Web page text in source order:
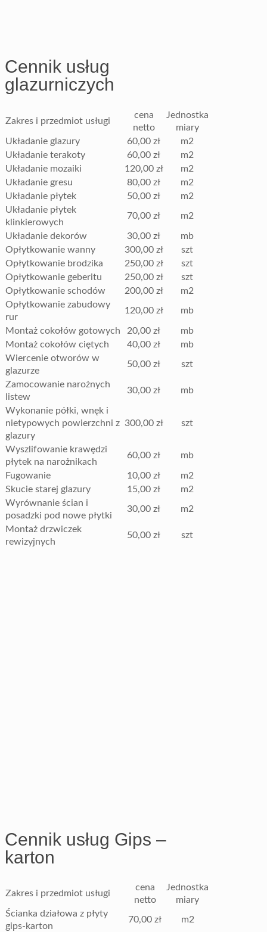
Cennik usług
glazurniczych
Zakres i przedmiot usługi
cena
netto
Jednostka
miary
Układanie glazury
60,00 zł
m2
Układanie terakoty
60,00 zł
m2
Układanie mozaiki
120,00 zł
m2
Układanie gresu
80,00 zł
m2
Układanie płytek
50,00 zł
m2
Układanie płytek
klinkierowych
70,00 zł m2
Układanie dekorów 30,00 zł
mb
Opłytkowanie wanny
300,00 zł
szt
Opłytkowanie brodzika
250,00 zł
szt
Opłytkowanie geberitu
250,00 zł
szt
Opłytkowanie schodów
200,00 zł
m2
Opłytkowanie zabudowy
rur
120,00 zł mb
Montaż cokołów gotowych 20,00 zł
mb
Montaż cokołów ciętych
40,00 zł
mb
Wiercenie otworów w
glazurze
50,00 zł szt
Zamocowanie narożnych
listew
30,00 zł mb
Wykonanie półki, wnęk i
nietypowych powierzchni z
glazury
300,00 zł szt
Wyszlifowanie krawędzi
płytek na narożnikach
60,00 zł mb
Fugowanie 10,00 zł
m2
Skucie starej glazury
15,00 zł
m2
Wyrównanie ścian i
posadzki pod nowe płytki
30,00 zł m2
Montaż drzwiczek
rewizyjnych
50,00 zł szt
Cennik usług Gips –
karton
Zakres i przedmiot usługi
cena
netto
Jednostka
miary
Ścianka działowa z płyty
gips-karton
70,00 zł m2